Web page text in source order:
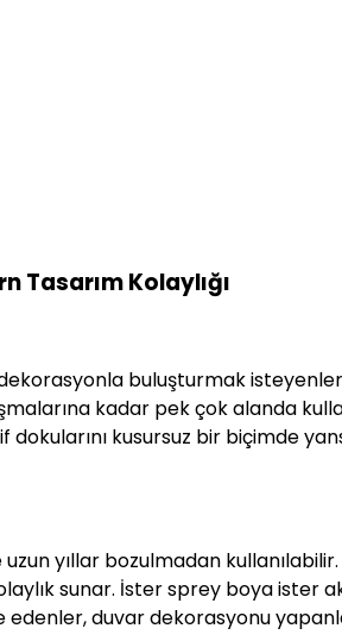
Tasarım Kolaylığı
buluşturmak
kadar pek çok alanda
dokularını kusursuz bir biçimde
yıllar bozulmadan
sunar. İster sprey boya ister
duvar dekorasyonu